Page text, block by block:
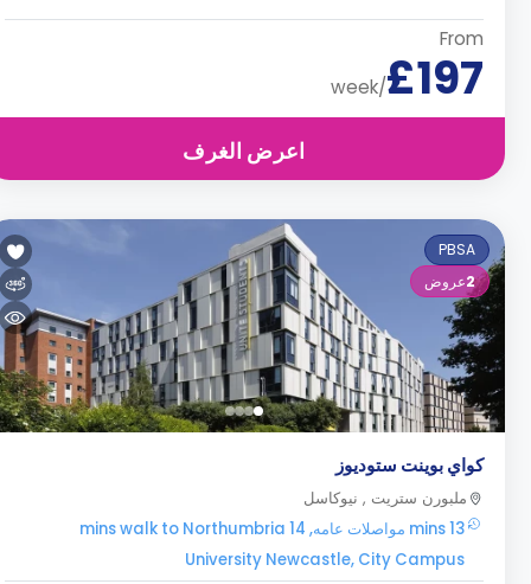
From
£197
/week
اعرض الغرف
PBSA
2عروض
كواي بوينت ستوديوز
ملبورن ستريت , نيوكاسل
13 mins مواصلات عامه, 14 mins walk to Northumbria
University Newcastle, City Campus